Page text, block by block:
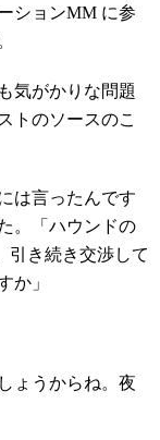
ションMM に参
気がかりな問題
トのソースのこ
は言ったんです
。「ハウンドの
引き続き交渉して
か」
ょうからね。夜